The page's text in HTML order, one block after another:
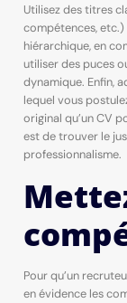
Utilisez des titres
compétences,
hiérarchique, en
utiliser des puces
dynamique. Enfin,
lequel vous
original qu’un CV
est de trouver le
professionnalisme.
Pour qu’un
en évidence les